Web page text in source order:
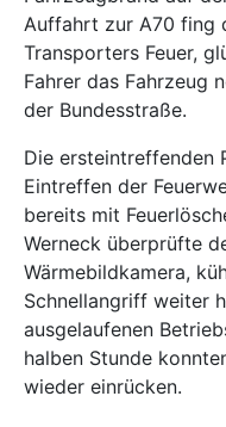
Auffahrt zur A70 fing
Transporters Feuer,
Fahrer das Fahrzeug
der Bundesstraße.
Die ersteintreffenden
Eintreffen der
bereits mit
Werneck überprüfte
Wärmebildkamera,
Schnellangriff weiter
ausgelaufenen
halben Stunde
wieder einrücken.